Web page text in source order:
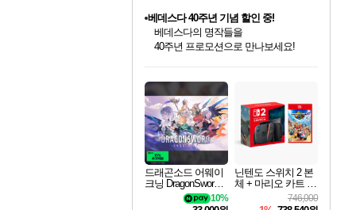
최대 90% 할인가를 만나보세요!
네이버혜택과 함께 만나보세요!
50%할인&추가 적립까지!
이니&베니 혜택까지!
네이버 혜택가와 함께 예약하세요!
할인&네이버혜택으로 만나보세요!
네이버페이 혜택과 만나보세요!
마블 투혼 파이팅 소울즈 예약 판매 중!
마블 히어로 총 출동&화려한 격투!
네이버 포인트 혜택까지!
할인가에 만나보세요!
일부 에디션 상시 할인!
혜택으로 예약 판매 중
편안하게 충전하세요
드래곤소드 어웨이
크닝 DragonSword A
10%
닌텐도 스위치 2 본
체 + 마리오 카트 월
746,000